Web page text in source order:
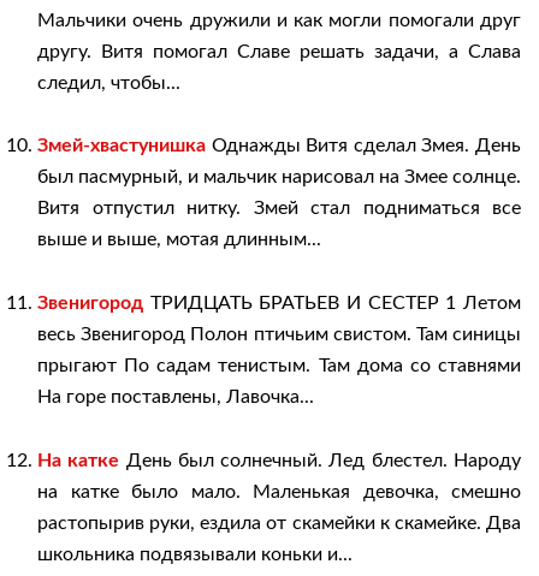
Мальчики очень дружили и как могли помогали друг
другу. Витя помогал Славе решать задачи, а Слава
следил, чтобы...
Змей-хвастунишка Однажды Витя сделал Змея. День
был пасмурный, и мальчик нарисовал на Змее солнце.
Витя отпустил нитку. Змей стал подниматься все
выше и выше, мотая длинным...
Звенигород ТРИДЦАТЬ БРАТЬЕВ И СЕСТЕР 1 Летом
весь Звенигород Полон птичьим свистом. Там синицы
прыгают По садам тенистым. Там дома со ставнями
На горе поставлены, Лавочка...
На катке День был солнечный. Лед блестел. Народу
на катке было мало. Маленькая девочка, смешно
растопырив руки, ездила от скамейки к скамейке. Два
школьника подвязывали коньки и...